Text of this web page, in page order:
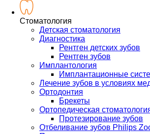
Стоматология
Детская стоматология
Диагностика
Рентген детских зубов
Рентген зубов
Имплантология
Имплантационные
Лечение зубов в условиях
Ортодонтия
Брекеты
Ортопедическая
Протезирование зубов
Отбеливание зубов Philips